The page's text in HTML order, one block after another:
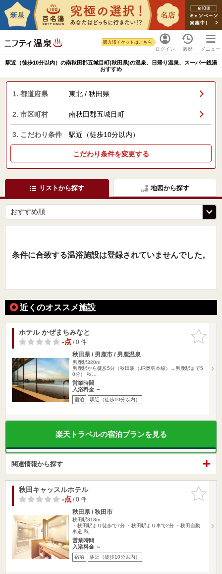
ログイン
購入済チケットはこちら
履歴 メニュー
駅近（徒歩10分以内）の南秋田郡五城目町(秋田県)の温泉、日帰り温泉、スーパー銭湯
おすすめ
1. 都道府県 東北 / 秋田県
2. 市区町村 南秋田郡五城目町
3. こだわり条件 駅近（徒歩10分以内）
こだわり条件を変更する
リストから探す 地図から探す
条件に合致する温浴施設は登録されていませんでした。
近くのオススメ施設
お気に入
りに追加
ホテル かぜまちみなと
-点/ 0 件
秋田県 / 男鹿市 / 男鹿温泉
男鹿駅320m
男鹿駅から徒歩5分（秋田駅（JR奥羽本線）→男鹿駅まで5
0分） 秋…
営業時間
入浴料金 ～
宿泊 駅近（徒歩10分以内）
楽天トラベルの宿泊プランを見る
関連情報から探す
お気に入
りに追加
秋田キャッスルホテル
-点/ 0 件
秋田県 / 秋田市
秋田駅818m
・秋田駅より徒歩で7分 ・秋田駅より車で2分 ・秋田自動
車道 秋…
営業時間
入浴料金 ～
宿泊 駅近（徒歩10分以内）